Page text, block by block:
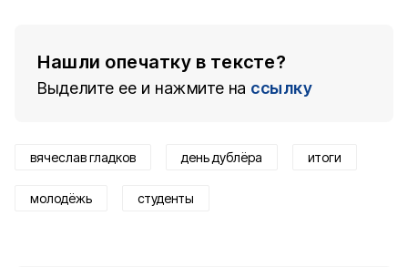
Нашли опечатку в тексте?
Выделите ее и нажмите на ссылку
вячеслав гладков день дублёра итоги
молодёжь студенты